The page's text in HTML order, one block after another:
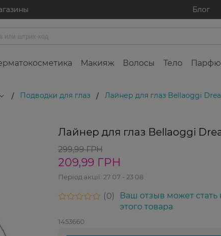
Блог
Макияж Волосы Тело
/ Подводки для глаз / Лайнер для глаз Bellaoggi
Лайнер для глаз Bellaoggi
299,99 ГРН
209,99 ГРН
Період акції: 27 07 - 23 08
0
Ваш отзыв может
этого товара
1453660